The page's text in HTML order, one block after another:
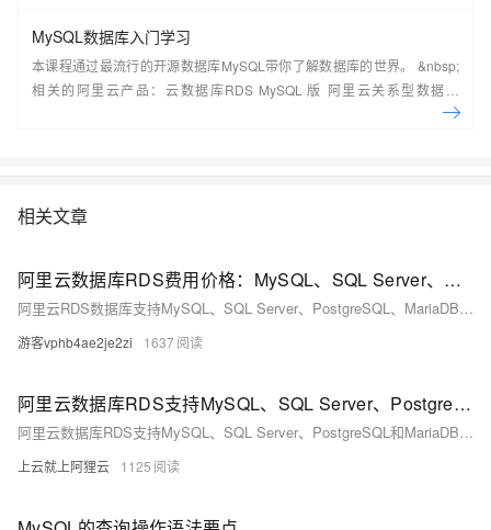
MySQL数据库入门学习
本课程通过最流行的开源数据库MySQL带你了解数据库的世界。 &nbsp;
相关的阿里云产品：云数据库RDS MySQL 版 阿里云关系型数据库
RDS（Relational Database Service）是一种稳定可靠、可弹性伸缩的在
相关文章
阿里云数据库RDS费用价格：MySQL、SQL Server、PostgreSQL和MariaDB引擎收费标准
阿里云RDS数据库支持MySQL、SQL Server、PostgreSQL、MariaDB，多种引擎优惠上线！MySQL倚天版88元/年，SQL Server 2核4G仅299元/年，PostgreSQL 227元/年起。高可用、可弹性伸缩，安全稳定。详情见官网活动页。
游客vphb4ae2je2zi 1637
阿里云数据库RDS支持MySQL、SQL Server、PostgreSQL和MariaDB引擎
阿里云数据库RDS支持MySQL、SQL Server、PostgreSQL和MariaDB引擎，提供高性价比、稳定安全的云数据库服务，适用于多种行业与业务场景。
上云就上阿狸云 1125